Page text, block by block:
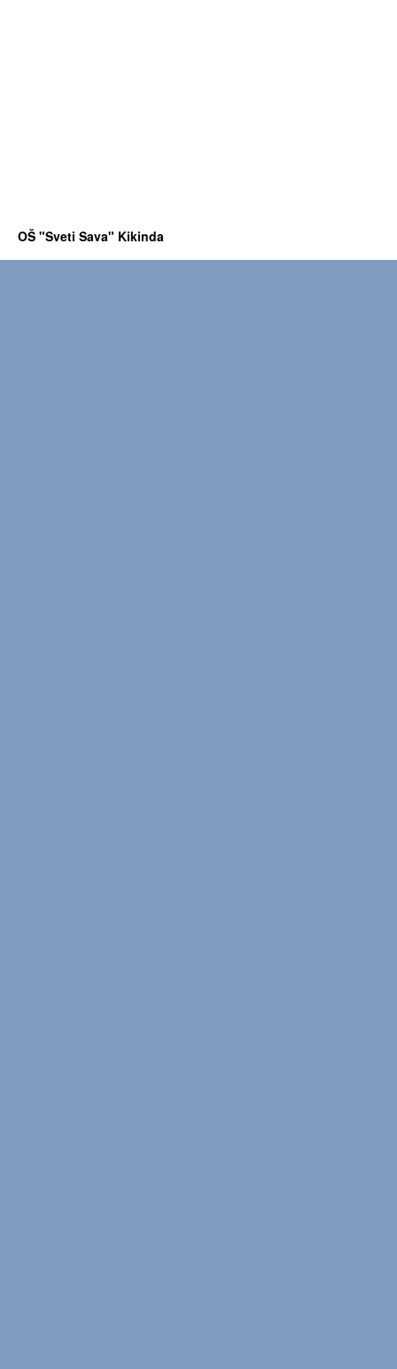
OŠ "Sveti Sava" Kikinda